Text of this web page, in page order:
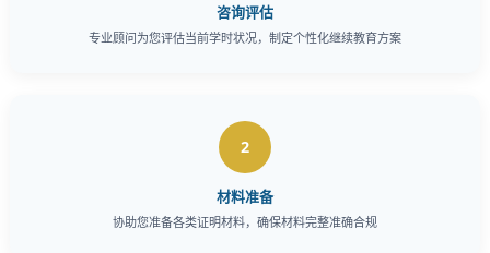
咨询评估
专业顾问为您评估当前学时状况，制定个性化继续教育方案
2
材料准备
协助您准备各类证明材料，确保材料完整准确合规